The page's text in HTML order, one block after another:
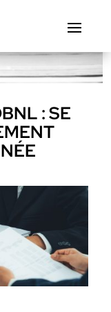
: SE